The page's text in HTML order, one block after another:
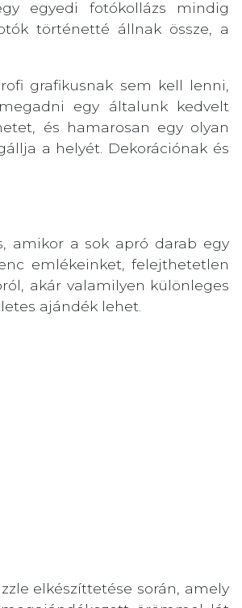
egyedi fotókollázs mindig
történetté állnak össze, a
grafikusnak sem kell lenni,
egy általunk kedvelt
és hamarosan egy olyan
a helyét. Dekorációnak és
amikor a sok apró darab egy
emlékeinket, felejthetetlen
akár valamilyen különleges
ajándék lehet.
elkészíttetése során, amely